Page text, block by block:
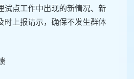
试点工作中出现的新情况、新
时上报请示，确保不发生群体